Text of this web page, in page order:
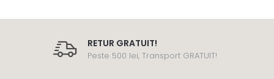
RETUR GRATUIT!
Peste 500 lei, Transport GRATUIT!